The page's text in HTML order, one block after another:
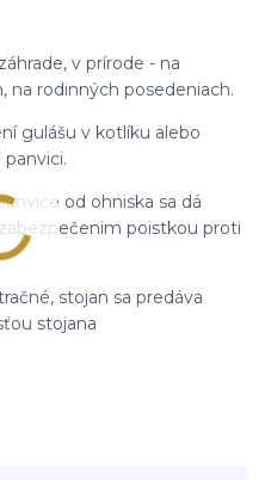
v prírode - na
na rodinných posedeniach.
gulášu v kotlíku alebo
od ohniska sa dá
poistkou proti
stojan sa predáva
stojana